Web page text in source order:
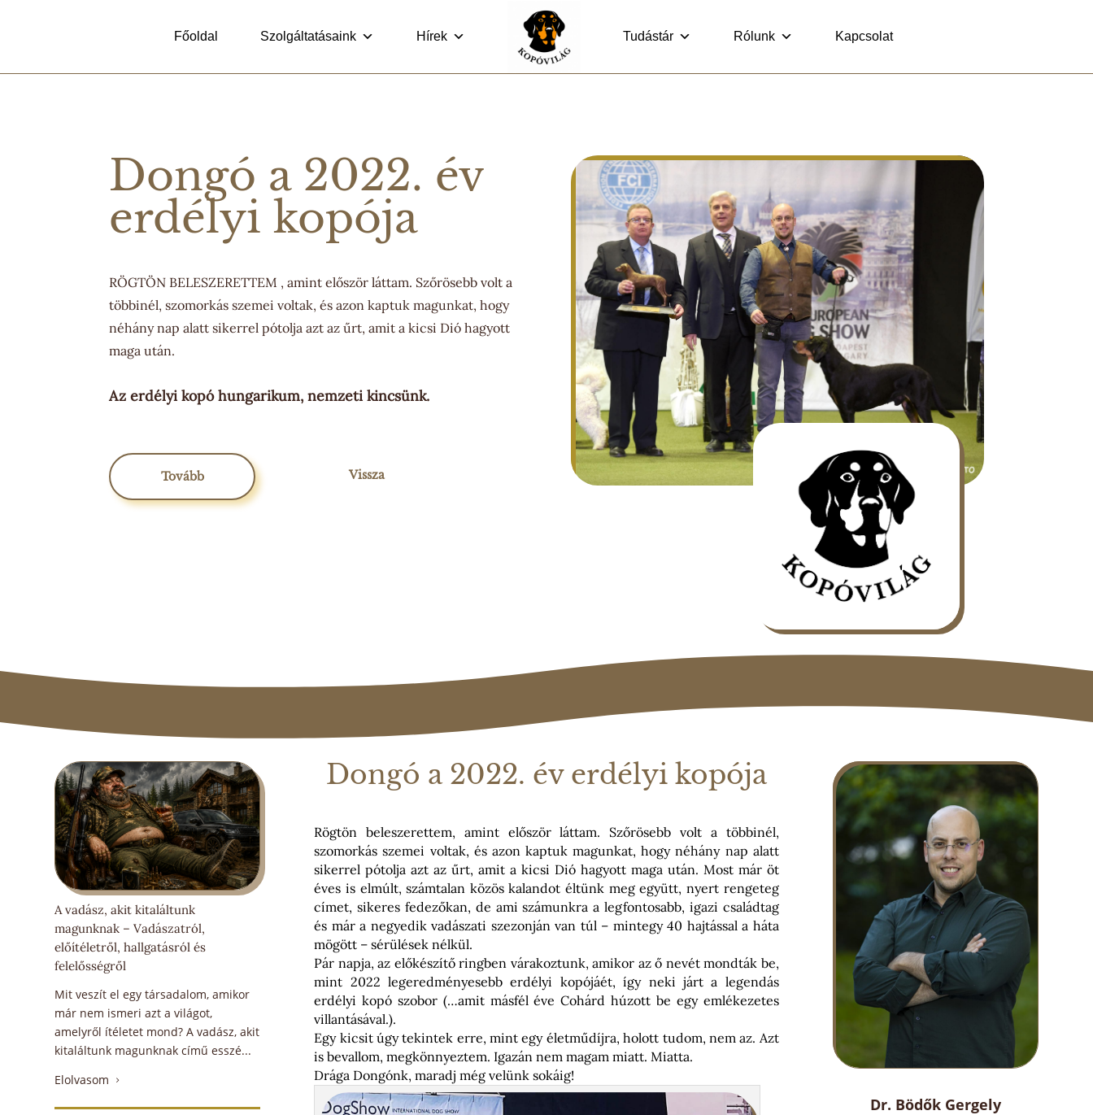
Főoldal Szolgáltatásaink Hírek Tudástár Rólunk Kapcsolat
Dongó a 2022. év
erdélyi kopója
RÖGTÖN BELESZERETTEM , amint először láttam. Szőrösebb volt a
többinél, szomorkás szemei voltak, és azon kaptuk magunkat, hogy
néhány nap alatt sikerrel pótolja azt az űrt, amit a kicsi Dió hagyott
maga után.
Az erdélyi kopó hungarikum, nemzeti kincsünk.
Tovább Vissza
A vadász, akit kitaláltunk
magunknak – Vadászatról,
előítéletről, hallgatásról és
felelősségről
Mit veszít el egy társadalom, amikor
már nem ismeri azt a világot,
amelyről ítéletet mond? A vadász, akit
kitaláltunk magunknak című esszé...
Elolvasom
5
Dongó a 2022. év erdélyi kopója
Rögtön beleszerettem, amint először láttam. Szőrösebb volt a többinél,
szomorkás szemei voltak, és azon kaptuk magunkat, hogy néhány nap alatt
sikerrel pótolja azt az űrt, amit a kicsi Dió hagyott maga után. Most már öt
éves is elmúlt, számtalan közös kalandot éltünk meg együtt, nyert rengeteg
címet, sikeres fedezőkan, de ami számunkra a legfontosabb, igazi családtag
és már a negyedik vadászati szezonján van túl – mintegy 40 hajtással a háta
mögött – sérülések nélkül.
Pár napja, az előkészítő ringben várakoztunk, amikor az ő nevét mondták be,
mint 2022 legeredményesebb erdélyi kopójáét, így neki járt a legendás
erdélyi kopó szobor (…amit másfél éve Cohárd húzott be egy emlékezetes
villantásával.).
Egy kicsit úgy tekintek erre, mint egy életműdíjra, holott tudom, nem az. Azt
is bevallom, megkönnyeztem. Igazán nem magam miatt. Miatta.
Drága Dongónk, maradj még velünk sokáig!
Dr. Bödők Gergely